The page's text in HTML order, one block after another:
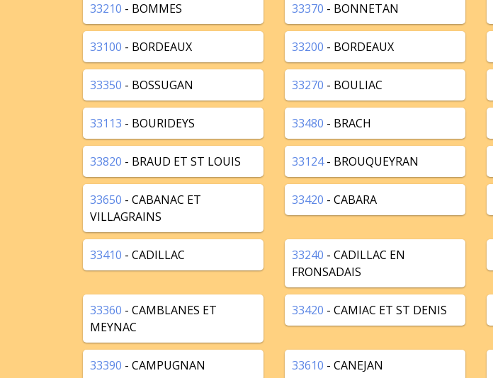
33210 - BOMMES 33370 - BONNETAN
33100 - BORDEAUX 33200 - BORDEAUX
33350 - BOSSUGAN 33270 - BOULIAC
33113 - BOURIDEYS 33480 - BRACH
33820 - BRAUD ET ST LOUIS 33124- BROUQUEYRAN
33650 - CABANAC ET
VILLAGRAINS
33420 - CABARA
33410 - CADILLAC 33240 - CADILLAC EN
FRONSADAIS
33360 - CAMBLANES ET
MEYNAC
33420 - CAMIAC ET ST DENIS
33390 - CAMPUGNAN 33610 - CANEJAN